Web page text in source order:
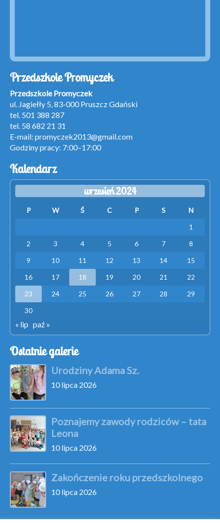
Przedszkole Promyczek
Przedszkole Promyczek
ul. Jagiełły 5, 83-000 Pruszcz Gdański
tel. 501 388 287
tel. 58 682 21 31
E-mail: promyczek2013@gmail.com
Godziny pracy: 7:00–17:00
Kalendarz
wrzesień 2024
P W Ś C P S
N
1
2
3 4 5 6 7
8
9
10 11 12 13 14
15
16
17 18 19 20 21
22
23
24 25 26 27 28
29
30
« lip paź »
Ostatnie galerie
Urodziny Adama Sz.
10 lipca 2026
Poznajemy zawody rodziców – tata
Leona
10 lipca 2026
Zakończenie roku przedszkolnego
10 lipca 2026